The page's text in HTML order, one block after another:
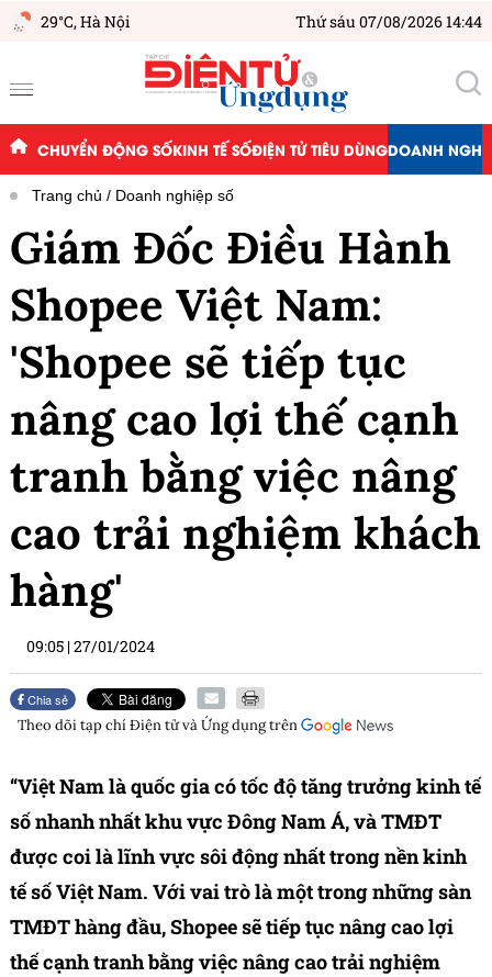
29°C,Hà Nội Thứ sáu 07/08/2026 14:44
CHUYỂN ĐỘNG SỐKINH TẾ SỐĐIỆN TỬ TIÊU DÙNGDOANH
Trang chủ Doanh nghiệp số
Giám Đốc Điều Hành
Shopee Việt Nam:
'Shopee sẽ tiếp tục
nâng cao lợi thế cạnh
tranh bằng việc nâng
cao trải nghiệm khách
hàng'
09:05 |27/01/2024
Chia sẻ
Theo dõi tạp chíĐiện tử và Ứng dụngtrên
“Việt Nam là quốc gia có tốc độ tăng trưởng kinh tế
số nhanh nhất khu vực Đông Nam Á, và TMĐT
được coi là lĩnh vực sôi động nhất trong nền kinh
tế số Việt Nam. Với vai trò là một trong những sàn
TMĐT hàng đầu, Shopee sẽ tiếp tục nâng cao lợi
thế cạnh tranh bằng việc nâng cao trải nghiệm